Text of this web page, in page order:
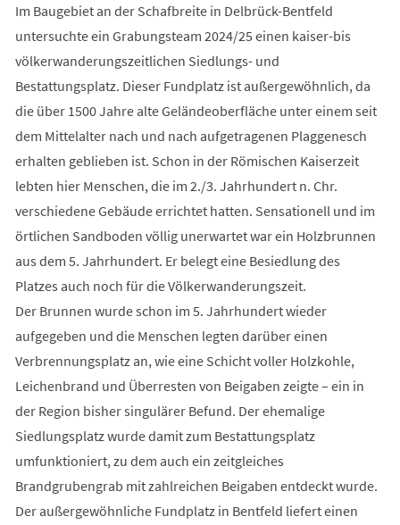
Im Baugebiet an der Schafbreite in Delbrück-Bentfeld
untersuchte ein Grabungsteam 2024/25 einen kaiser-bis
völkerwanderungszeitlichen Siedlungs- und
Bestattungsplatz. Dieser Fundplatz ist außergewöhnlich, da
die über 1500 Jahre alte Geländeoberfläche unter einem seit
dem Mittelalter nach und nach aufgetragenen Plaggenesch
erhalten geblieben ist. Schon in der Römischen Kaiserzeit
lebten hier Menschen, die im 2./3. Jahrhundert n. Chr.
verschiedene Gebäude errichtet hatten. Sensationell und im
örtlichen Sandboden völlig unerwartet war ein Holzbrunnen
aus dem 5. Jahrhundert. Er belegt eine Besiedlung des
Platzes auch noch für die Völkerwanderungszeit.
Der Brunnen wurde schon im 5. Jahrhundert wieder
aufgegeben und die Menschen legten darüber einen
Verbrennungsplatz an, wie eine Schicht voller Holzkohle,
Leichenbrand und Überresten von Beigaben zeigte – ein in
der Region bisher singulärer Befund. Der ehemalige
Siedlungsplatz wurde damit zum Bestattungsplatz
umfunktioniert, zu dem auch ein zeitgleiches
Brandgrubengrab mit zahlreichen Beigaben entdeckt wurde.
Der außergewöhnliche Fundplatz in Bentfeld liefert einen